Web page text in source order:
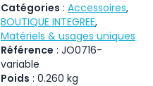
Catégories : Accessoires,
BOUTIQUE INTEGREE,
Matériels & usages uniques
Référence : JO0716-
variable
Poids : 0.260 kg